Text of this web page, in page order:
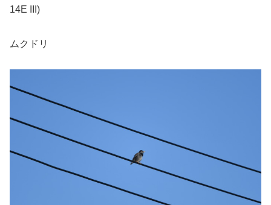
14E III)
ムクドリ